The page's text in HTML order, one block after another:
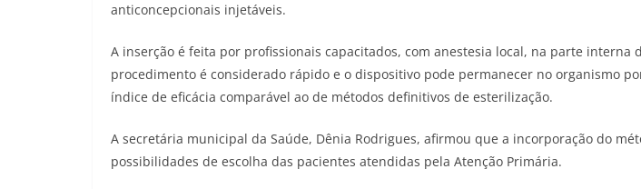
anticoncepcionais injetáveis.
A inserção é feita por profissionais capacitados, com anestesia local, na parte interna
procedimento é considerado rápido e o dispositivo pode permanecer no organismo
índice de eficácia comparável ao de métodos definitivos de esterilização.
A secretária municipal da Saúde, Dênia Rodrigues, afirmou que a incorporação do
possibilidades de escolha das pacientes atendidas pela Atenção Primária.